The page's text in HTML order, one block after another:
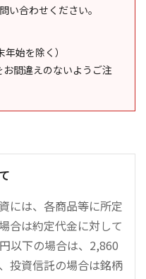
い合わせください。
始を除く）
間違えのないようご注
には、各商品等に所定
合は約定代金に対して
以下の場合は、2,860
投資信託の場合は銘柄